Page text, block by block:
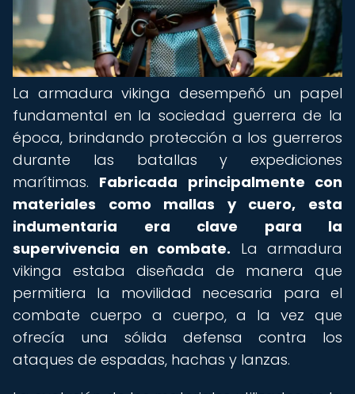
La armadura vikinga desempeñó un papel
fundamental en la sociedad guerrera de la
época, brindando protección a los guerreros
durante las batallas y expediciones
marítimas. Fabricada principalmente con
materiales como mallas y cuero, esta
indumentaria era clave para la
supervivencia en combate. La armadura
vikinga estaba diseñada de manera que
permitiera la movilidad necesaria para el
combate cuerpo a cuerpo, a la vez que
ofrecía una sólida defensa contra los
ataques de espadas, hachas y lanzas.